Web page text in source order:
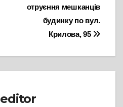
отруєння мешканців
будинку по вул.
Крилова, 95
editor